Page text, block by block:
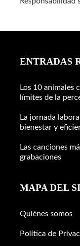
ENTRADAS
Los 10 animales
límites de la
La jornada
bienestar y
Las canciones
grabaciones
MAPA DEL
Quiénes somos
Política de